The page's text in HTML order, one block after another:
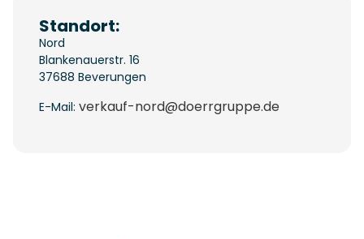
Standort:
Nord
Blankenauerstr. 16
37688 Beverungen
E-Mail: verkauf-nord@doerrgruppe.de